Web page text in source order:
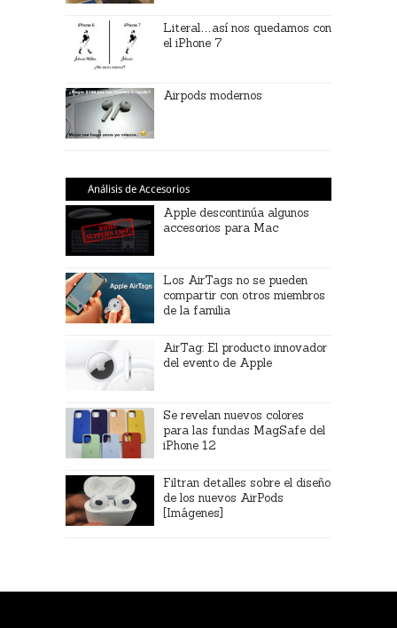
Literal…así nos quedamos con
el iPhone 7
Airpods modernos
Análisis de Accesorios
Apple descontinúa algunos
accesorios para Mac
Los AirTags no se pueden
compartir con otros miembros
de la familia
AirTag: El producto innovador
del evento de Apple
Se revelan nuevos colores
para las fundas MagSafe del
iPhone 12
Filtran detalles sobre el diseño
de los nuevos AirPods
[Imágenes]